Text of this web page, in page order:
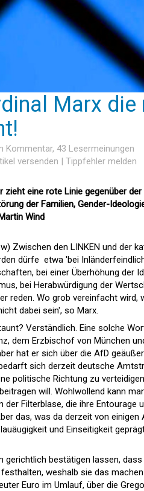
Marx die
Kommentar, 43 Lesermeinungen
versenden | Tippfehler melden
eine rote Linie gegenüber
der Familien, Gender-
Wind
Zwischen den LINKEN und
dürfe  etwa 'bei
bei einer Überhöhung der
bei Herabwürdigung der
reden. Wo grob vereinfacht wird,
dabei sein', so Marx.
Verständlich. Eine solche
dem Erzbischof von München
hat er sich über die AfD
sich derzeit deutsche
politische Richtung zu
will. Wohlwollend kann
der Filterblase, die ihre Entourage
das, was da derzeit von
und Einseitigkeit
gerichtlich bestätigen lassen,
weshalb sie das
Euro im Umlauf, über die